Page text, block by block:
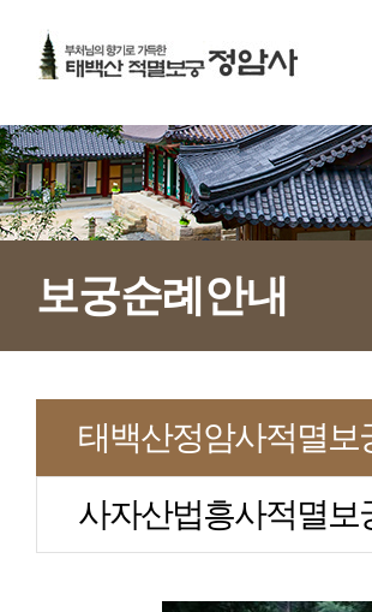
보궁순례안내
태백산정암사적멸보
사자산법흥사적멸보